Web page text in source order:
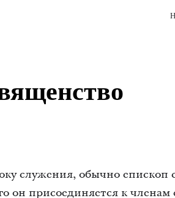
служения, обычно епископ
он присоединяется к